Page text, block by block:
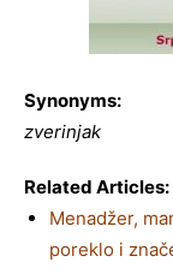
Synonyms:
zverinjak
Related Articles:
Menadžer,
poreklo i